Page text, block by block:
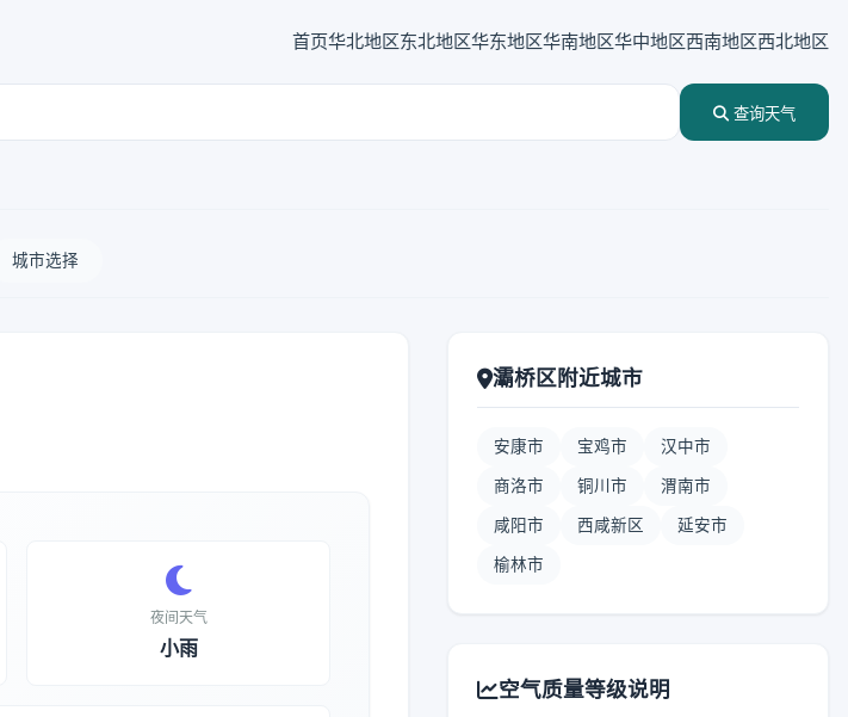
首页华北地区东北地区华东地区华南地区华中地区西南地区西北地区
查询天气
城市选择
夜间天气
小雨
灞桥区附近城市
安康市 宝鸡市 汉中市
商洛市 铜川市 渭南市
咸阳市 西咸新区 延安市
榆林市
空气质量等级说明